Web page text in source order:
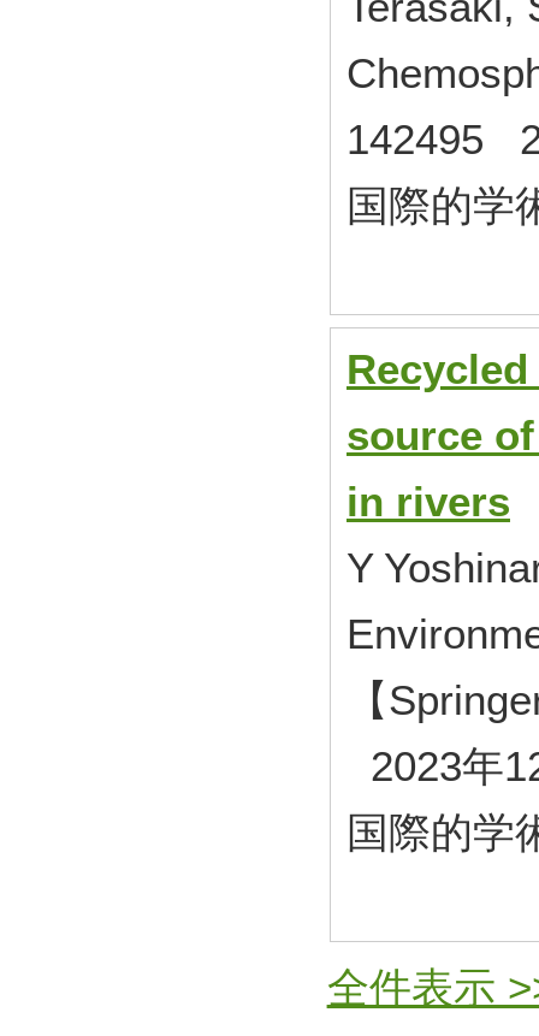
142495
国際的学
source
in rivers
Y
【
2023年
国際的学
全件表示